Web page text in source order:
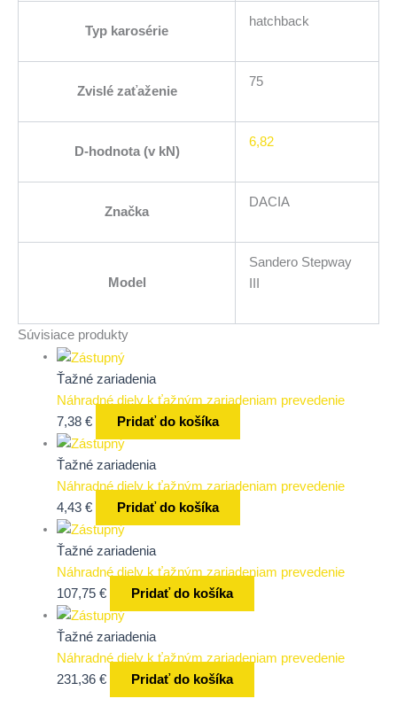
Typ karosérie
hatchback
Zvislé zaťaženie
75
D-hodnota (v kN)
6,82
Značka
DACIA
Model
Sandero Stepway
Súvisiace produkty
Ťažné zariadenia
Náhradné diely k ťažným zariadeniam prevedenie
7,38 € Pridať do košíka
Ťažné zariadenia
Náhradné diely k ťažným zariadeniam prevedenie
4,43 € Pridať do košíka
Ťažné zariadenia
Náhradné diely k ťažným zariadeniam prevedenie
107,75 € Pridať do košíka
Ťažné zariadenia
Náhradné diely k ťažným zariadeniam prevedenie
231,36 € Pridať do košíka